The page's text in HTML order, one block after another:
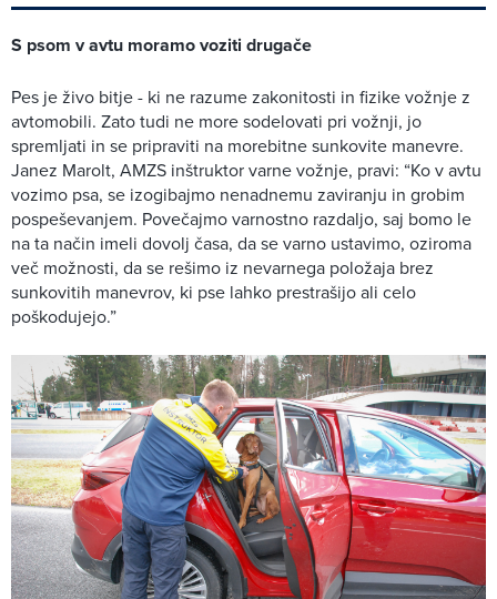
S psom v avtu moramo voziti drugače
Pes je živo bitje - ki ne razume zakonitosti in fizike vožnje z
avtomobili. Zato tudi ne more sodelovati pri vožnji, jo
spremljati in se pripraviti na morebitne sunkovite manevre.
Janez Marolt, AMZS inštruktor varne vožnje, pravi: “Ko v avtu
vozimo psa, se izogibajmo nenadnemu zaviranju in grobim
pospeševanjem. Povečajmo varnostno razdaljo, saj bomo le
na ta način imeli dovolj časa, da se varno ustavimo, oziroma
več možnosti, da se rešimo iz nevarnega položaja brez
sunkovitih manevrov, ki pse lahko prestrašijo ali celo
poškodujejo.”